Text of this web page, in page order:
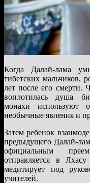
Когда Далай-лама
тибетских мальчиков,
лет после его смерти.
воплотилась душа
монахи используют
необычные явления и
Затем ребенок
предыдущего Далай-
официальным
отправляется в
медитирует под
учителей.